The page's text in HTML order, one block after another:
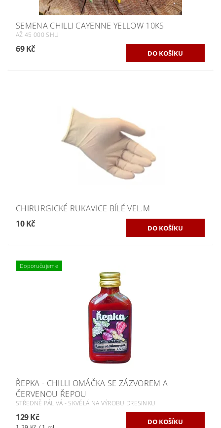
SEMENA CHILLI CAYENNE YELLOW 10KS
AŽ 45 000 SHU
69 Kč
CHIRURGICKÉ RUKAVICE BÍLÉ VEL.M
10 Kč
Doporučujeme
ŘEPKA - CHILLI OMÁČKA SE ZÁZVOREM A
ČERVENOU ŘEPOU
STŘEDNĚ PÁLIVÁ - SKVĚLÁ NA VÝROBU DRESINKU
129 Kč